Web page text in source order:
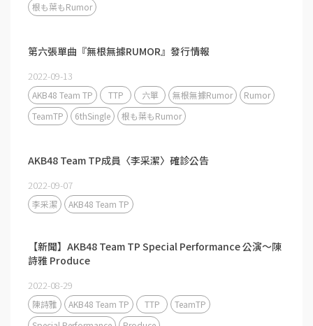
根も葉もRumor
第六張單曲『無根無據RUMOR』發行情報
2022-09-13
AKB48 Team TP TTP 六單 無根無據Rumor
Rumor
TeamTP
6thSingle 根も葉もRumor
AKB48 Team TP成員〈李采潔〉確診公告
2022-09-07
李采潔 AKB48 Team TP
【新聞】AKB48 Team TP ⁣Special Performance 公演～陳
詩雅 Produce
2022-08-29
陳詩雅 AKB48 Team TP TTP
TeamTP